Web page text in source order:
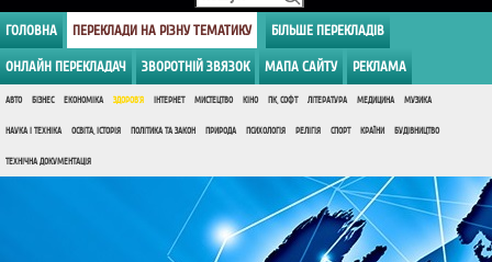
ГОЛОВНА ПЕРЕКЛАДИ НА РІЗНУ ТЕМАТИКУ БІЛЬШЕ ПЕРЕКЛАДІВ
ОНЛАЙН ПЕРЕКЛАДАЧ ЗВОРОТНІЙ ЗВЯЗОК МАПА САЙТУ РЕКЛАМА
АВТО БІЗНЕС ЕКОНОМІКА ЗДОРОВ'Я ІНТЕРНЕТ МИСТЕЦТВО КІНО ПК, СОФТ ЛІТЕРАТУРА МЕДИЦИНА МУЗИКА
НАУКА І ТЕХНІКА ОСВІТА, ІСТОРІЯ ПОЛІТИКА ТА ЗАКОН ПРИРОДА ПСИХОЛОГІЯ РЕЛІГІЯ СПОРТ КРАЇНИ БУДІВНИЦТВО
ТЕХНІЧНА ДОКУМЕНТАЦІЯ